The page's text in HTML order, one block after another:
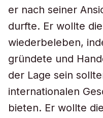
er nach seiner
durfte. Er wollte
wiederbeleben,
gründete und
der Lage sein
internationalen
bieten. Er wollte